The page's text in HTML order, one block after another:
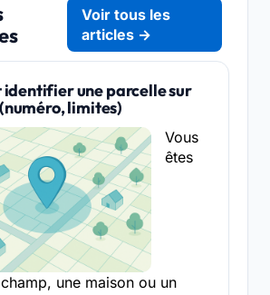
Voir tous les
articles →
identifier une parcelle sur
limites)
Vous
êtes
une maison ou un